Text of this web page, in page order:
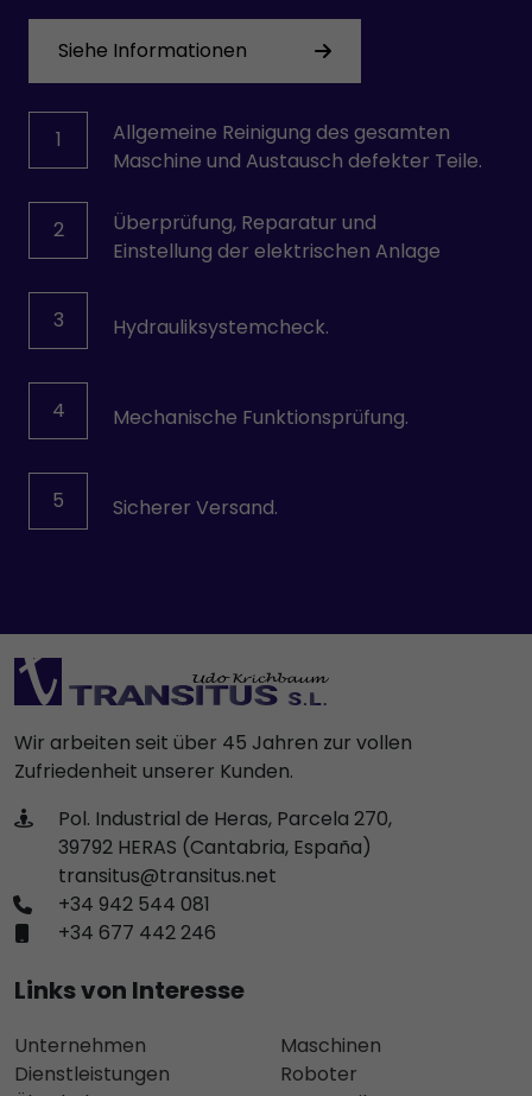
Siehe Informationen
1
Allgemeine Reinigung des gesamten
Maschine und Austausch defekter Teile.
2
Überprüfung, Reparatur und
Einstellung der elektrischen Anlage
3 Hydrauliksystemcheck.
4 Mechanische Funktionsprüfung.
5 Sicherer Versand.
Wir arbeiten seit über 45 Jahren zur vollen
Zufriedenheit unserer Kunden.
Pol. Industrial de Heras, Parcela 270,
39792 HERAS (Cantabria, España)
transitus@transitus.net
+34 942 544 081
+34 677 442 246
Links von Interesse
Unternehmen
Dienstleistungen
Maschinen
Roboter